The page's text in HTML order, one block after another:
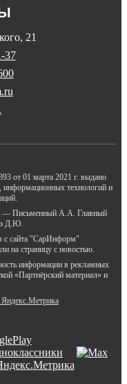
21
37
от 01 марта 2021 г. выдано
информационных технологий и
Письменный А.А. Главный
Д.Ю.
с сайта "СарИнформ"
на страницу с новостью.
информации в рекламных
«Партнёрский материал» и
Яндекс.Метрика